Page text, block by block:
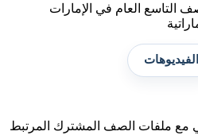
العام في الإمارات
الفيديوهات
مع ملفات الصف المشترك المرتبط